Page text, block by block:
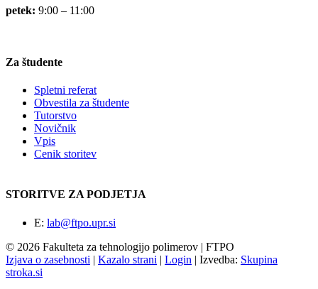
petek: 9:00 – 11:00
Za študente
Spletni referat
Obvestila za študente
Tutorstvo
Novičnik
Vpis
Cenik storitev
STORITVE ZA PODJETJA
E: lab@ftpo.upr.si
© 2026 Fakulteta za tehnologijo polimerov | FTPO
Izjava o zasebnosti | Kazalo strani | Login | Izvedba: Skupina
stroka.si